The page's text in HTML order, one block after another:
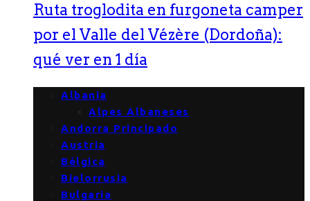
Ruta troglodita en furgoneta camper
por el Valle del Vézère (Dordoña):
qué ver en 1 día
Albania
Alpes Albaneses
Andorra Principado
Austria
Bélgica
Bielorrusia
Bulgaria